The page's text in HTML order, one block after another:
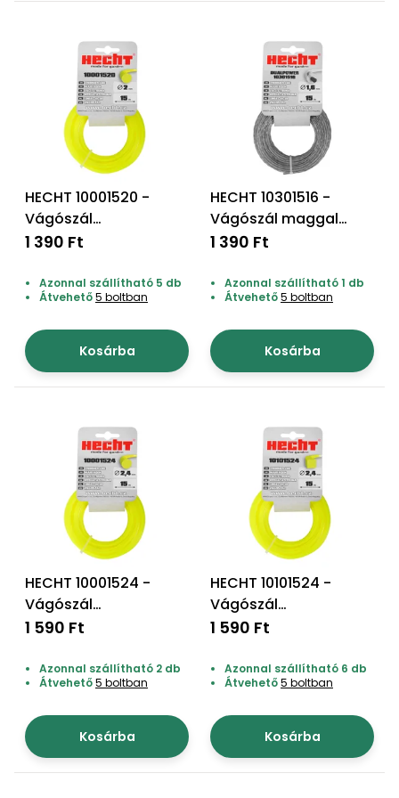
Öntözéstechnika
Szivattyú
Magasnyomású
mosó
Seprőgép
Hómaró
Hólapát
és
Növényápolási
kellékek
Permetező
Üvegház
és
melegház
Komposztáló
Kézi
eszközök
Kiegészítők
HECHT 10001520 -
Vágószál
szegélynyíróhoz "kör"
1 390 Ft
Azonnal szállítható 5 db
Átvehető5 boltban
Kosárba
HECHT 10301516 -
Vágószál maggal
"kör" 1,6*15m
1 390 Ft
Azonnal szállítható 1 db
Átvehető5 boltban
Kosárba
HECHT 10001524 -
Vágószál
szegélynyíróhoz "kör"
1 590 Ft
Azonnal szállítható 2 db
Átvehető5 boltban
Kosárba
HECHT 10101524 -
Vágószál
szegélynyíróhoz
1 590 Ft
Azonnal szállítható 6 db
Átvehető5 boltban
Kosárba